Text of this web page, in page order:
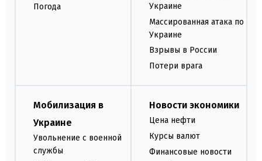
Погода
Украине
Массированная атака по
Украине
Взрывы в России
Потери врага
Мобилизация в
Украине
Увольнение с военной
службы
Новости экономики
Цена нефти
Курсы валют
Финансовые новости